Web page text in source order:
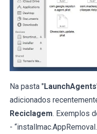
Na pasta "LaunchAgents
adicionados
Reciclagem. Exemplos
-